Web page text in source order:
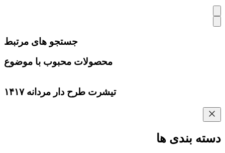
جستجو های مرتبط
محصولات محبوب با موضوع
تیشرت طرح دار مردانه ۱۴۱۷
دسته بندی ها